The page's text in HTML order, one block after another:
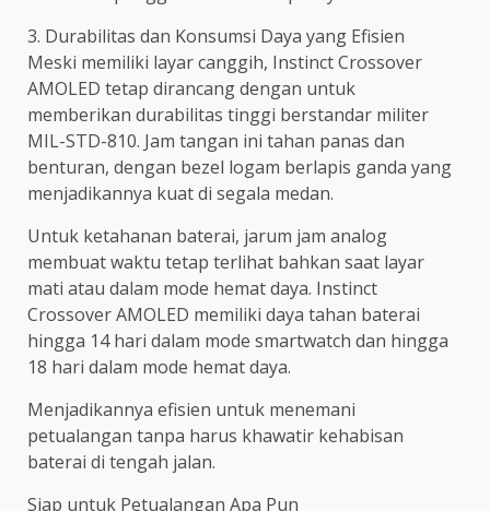
3. Durabilitas dan Konsumsi Daya yang Efisien
Meski memiliki layar canggih, Instinct Crossover
AMOLED tetap dirancang dengan untuk
memberikan durabilitas tinggi berstandar militer
MIL-STD-810. Jam tangan ini tahan panas dan
benturan, dengan bezel logam berlapis ganda yang
menjadikannya kuat di segala medan.
Untuk ketahanan baterai, jarum jam analog
membuat waktu tetap terlihat bahkan saat layar
mati atau dalam mode hemat daya. Instinct
Crossover AMOLED memiliki daya tahan baterai
hingga 14 hari dalam mode smartwatch dan hingga
18 hari dalam mode hemat daya.
Menjadikannya efisien untuk menemani
petualangan tanpa harus khawatir kehabisan
baterai di tengah jalan.
Siap untuk Petualangan Apa Pun